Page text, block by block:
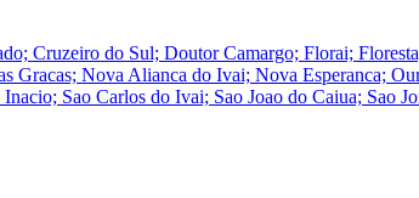
Cruzeiro do Sul; Doutor Camargo; Florai;
Gracas; Nova Alianca do Ivai; Nova Esperanca;
Sao Carlos do Ivai; Sao Joao do Caiua; Sao